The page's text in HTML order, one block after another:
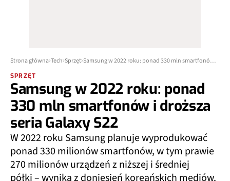
Strona główna Tech Sprzęt Samsung w 2022 roku: ponad 330 mln smartfonów i droższa seria Galaxy S22
SPRZĘT
Samsung w 2022 roku: ponad
330 mln smartfonów i droższa
seria Galaxy S22
W 2022 roku Samsung planuje wyprodukować
ponad 330 milionów smartfonów, w tym prawie
270 milionów urządzeń z niższej i średniej
półki – wynika z doniesień koreańskich mediów.